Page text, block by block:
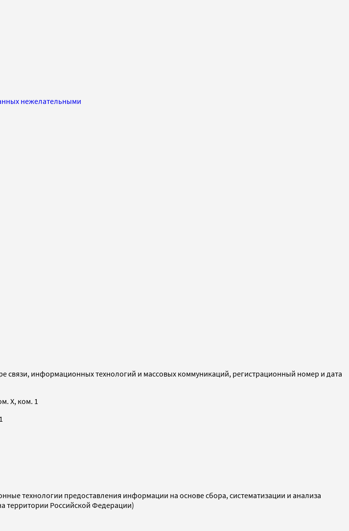
нежелательными
связи, информационных технологий и массовых коммуникаций, регистрационный номер и дата
X, ком. 1
технологии предоставления информации на основе сбора, систематизации и анализа
территории Российской Федерации)